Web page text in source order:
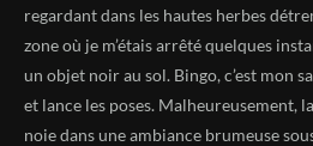
regardant dans les hautes herbes
zone où je m’étais arrêté quelques
un objet noir au sol. Bingo, c’est mon
et lance les poses. Malheureusement,
noie dans une ambiance brumeuse